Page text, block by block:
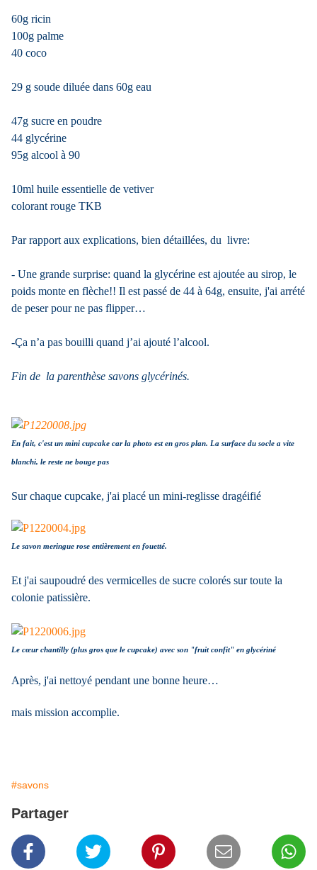
60g ricin
100g palme
40 coco
29 g soude diluée dans 60g eau
47g sucre en poudre
44 glycérine
95g alcool à 90
10ml huile essentielle de vetiver
colorant rouge TKB
Par rapport aux explications, bien détaillées, du livre:
- Une grande surprise: quand la glycérine est ajoutée au sirop, le
poids monte en flèche!! Il est passé de 44 à 64g, ensuite, j'ai arrété
de peser pour ne pas flipper…
-Ça n’a pas bouilli quand j’ai ajouté l’alcool.
Fin de la parenthèse savons glycérinés.
En fait, c'est un mini cupcake car la photo est en gros plan. La surface du socle a vite
blanchi, le reste ne bouge pas
Sur chaque cupcake, j'ai placé un mini-reglisse dragéifié
Le savon meringue rose entièrement en fouetté.
Et j'ai saupoudré des vermicelles de sucre colorés sur toute la
colonie patissière.
Le cœur chantilly (plus gros que le cupcake) avec son "fruit confit" en glycériné
Après, j'ai nettoyé pendant une bonne heure…
mais mission accomplie.
#savons
Partager